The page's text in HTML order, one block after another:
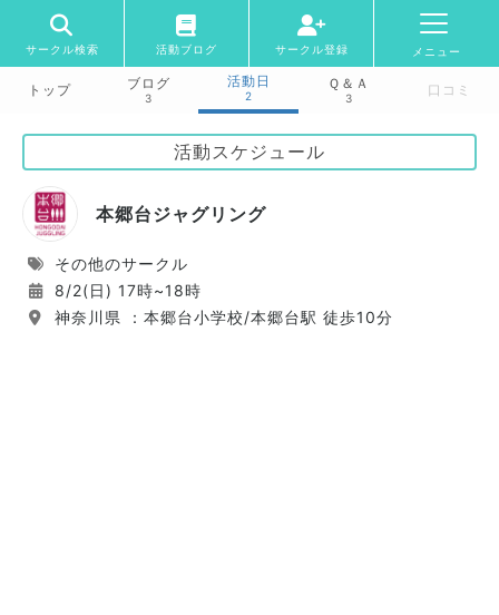
サークル検索 活動ブログ サークル登録 メニュー
トップ ブログ
3
活動日
2
Ｑ＆Ａ
3 口コミ
活動スケジュール
本郷台ジャグリング
その他のサークル
8/2(日) 17時~18時
神奈川県 ：本郷台小学校/本郷台駅 徒歩10分